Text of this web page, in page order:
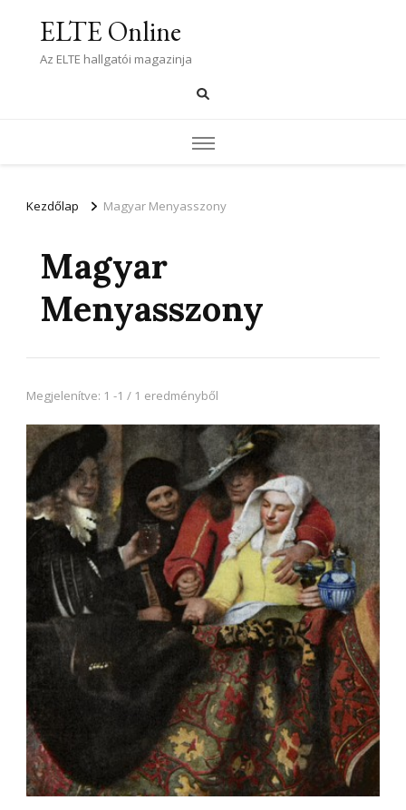
ELTE Online
Az ELTE hallgatói magazinja
Kezdőlap Magyar Menyasszony
Magyar
Menyasszony
Megjelenítve: 1 -1 / 1 eredményből